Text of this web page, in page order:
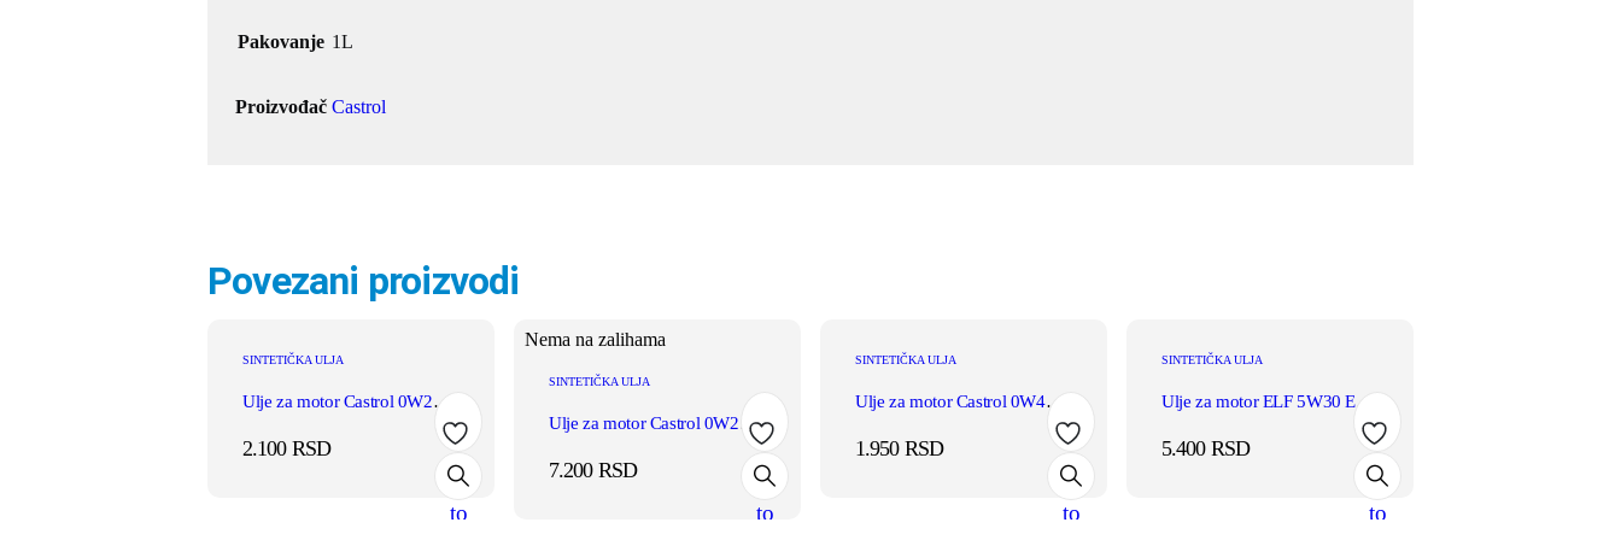
Pakovanje 1L
Proizvođač Castrol
Povezani proizvodi
Add
to
SINTETIČKA ULJA
Ulje za motor Castrol 0W20 EDGE LL IV 1L
2.100 RSD
Nema na zalihama
Add
to
SINTETIČKA ULJA
Ulje za motor Castrol 0W20 EDGE LL IV 4L
7.200 RSD
Add
to
SINTETIČKA ULJA
Ulje za motor Castrol 0W40 EDGE 1L
1.950 RSD
Add
to
SINTETIČKA ULJA
5.400 RSD